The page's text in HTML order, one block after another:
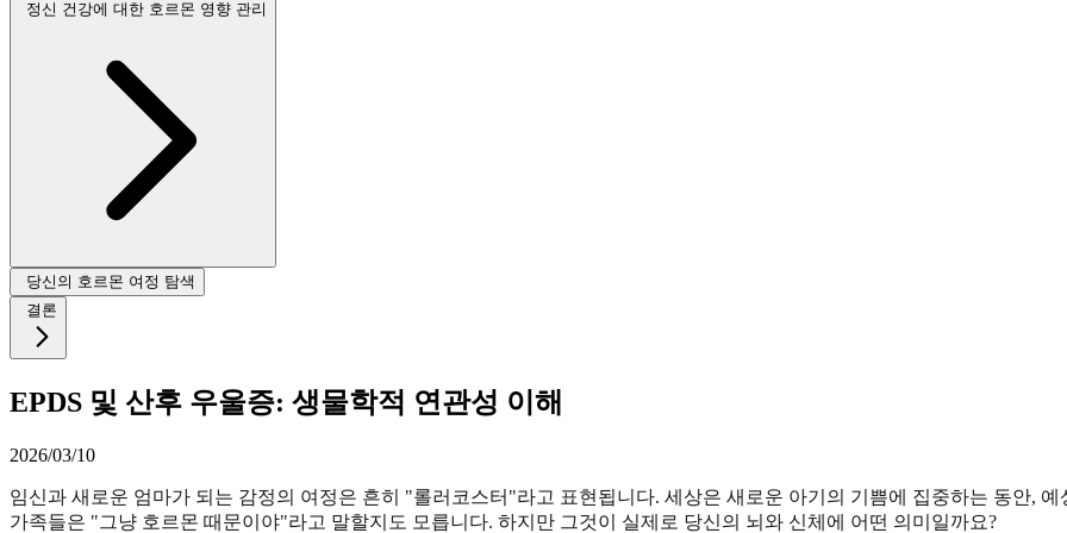
정신 건강에 대한 호르몬 영향 관리
당신의 호르몬 여정 탐색
결론
EPDS 및 산후 우울증: 생물학적 연관성 이해
2026/03/10
임신과 새로운 엄마가 되는 감정의 여정은 흔히 "롤러코스터"라고 표현됩니다. 세상은 새로운 아기의 기쁨에 집중하는 동안,
가족들은 "그냥 호르몬 때문이야"라고 말할지도 모릅니다. 하지만 그것이 실제로 당신의 뇌와 신체에 어떤 의미일까요?